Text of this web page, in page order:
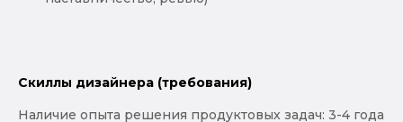
Скиллы дизайнера (требования)
Наличие опыта решения продуктовых задач: 3-4 года